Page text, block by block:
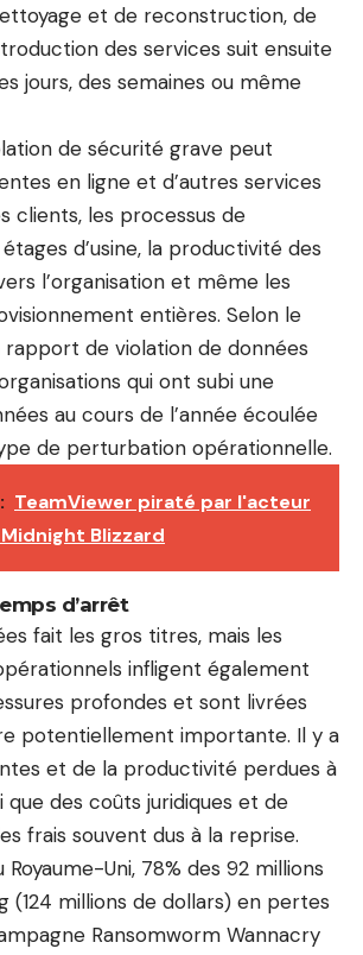
et de reconstruction, de
des services suit ensuite
jours, des semaines ou même
de sécurité grave peut
en ligne et d’autres services
clients, les processus de
d’usine, la productivité des
l’organisation et même les
entières. Selon le
rapport de violation de données
qui ont subi une
au cours de l’année écoulée
de perturbation opérationnelle.
TeamViewer piraté par l'acteur
Blizzard
d’arrêt
fait les gros titres, mais les
infligent également
profondes et sont livrées
potentiellement importante. Il y a
et de la productivité perdues à
que des coûts juridiques et de
frais souvent dus à la reprise.
Royaume-Uni, 78% des 92 millions
(124 millions de dollars) en pertes
Ransomworm Wannacry